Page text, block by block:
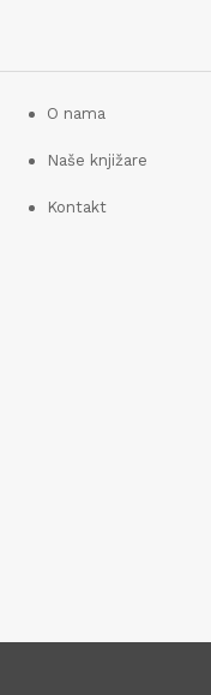
O nama
Naše knjižare
Kontakt